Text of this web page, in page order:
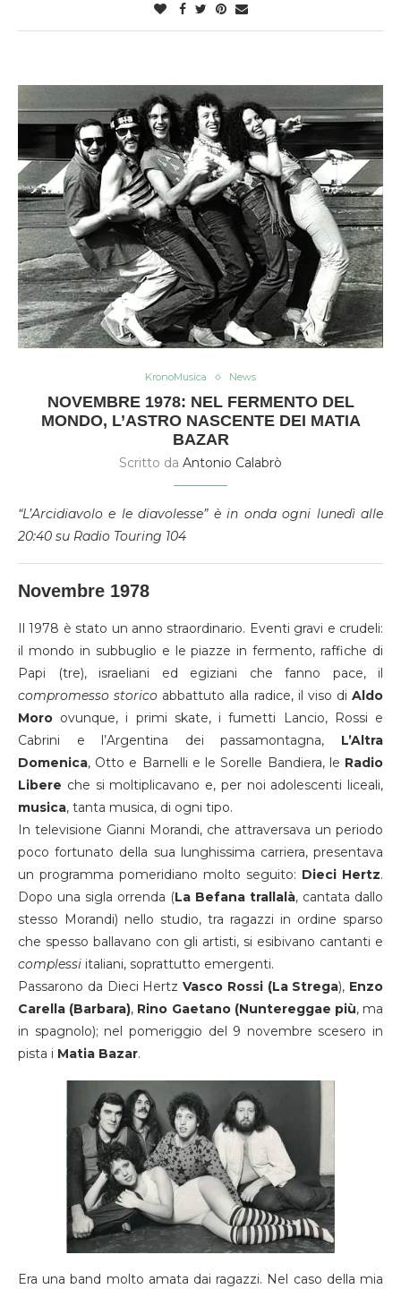
KronoMusica News
NOVEMBRE 1978: NEL FERMENTO DEL
MONDO, L’ASTRO NASCENTE DEI MATIA
BAZAR
Scritto da Antonio Calabrò
“L’Arcidiavolo e le diavolesse” è in onda ogni lunedì alle
20:40 su Radio Touring 104
Novembre 1978
Il 1978 è stato un anno straordinario. Eventi gravi e crudeli:
il mondo in subbuglio e le piazze in fermento, raffiche di
Papi (tre), israeliani ed egiziani che fanno pace, il
compromesso storico abbattuto alla radice, il viso di Aldo
Moro ovunque, i primi skate, i fumetti Lancio, Rossi e
Cabrini e l’Argentina dei passamontagna, L’Altra
Domenica, Otto e Barnelli e le Sorelle Bandiera, le Radio
Libere che si moltiplicavano e, per noi adolescenti liceali,
musica, tanta musica, di ogni tipo.
In televisione Gianni Morandi, che attraversava un periodo
poco fortunato della sua lunghissima carriera, presentava
un programma pomeridiano molto seguito: Dieci Hertz.
Dopo una sigla orrenda (La Befana trallalà, cantata dallo
stesso Morandi) nello studio, tra ragazzi in ordine sparso
che spesso ballavano con gli artisti, si esibivano cantanti e
complessi italiani, soprattutto emergenti.
Passarono da Dieci Hertz Vasco Rossi (La Strega), Enzo
Carella (Barbara), Rino Gaetano (Nuntereggae più, ma
in spagnolo); nel pomeriggio del 9 novembre scesero in
pista i Matia Bazar.
Era una band molto amata dai ragazzi. Nel caso della mia